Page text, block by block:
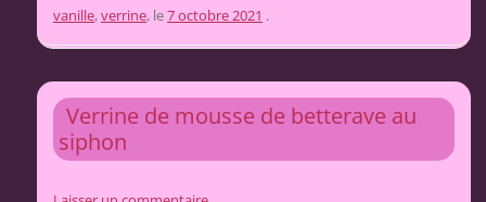
vanille,verrine, le7 octobre 2021 .
Verrine de mousse de betterave au
siphon